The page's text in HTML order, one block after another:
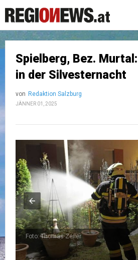
Spielberg, Bez.
in der Silvesternacht
von Redaktion Salzburg
JÄNNER 01, 2025
Foto: Thomas Zeiler